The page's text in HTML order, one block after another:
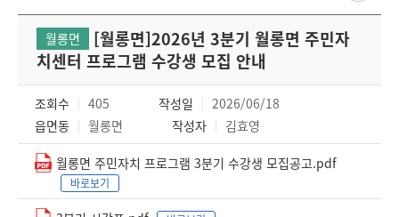
월롱면
[월롱면]2026년 3분기 월롱면 주민자
치센터 프로그램 수강생 모집 안내
조회수 405 작성일
2026/06/18
읍면동
월롱면 작성자 김효영
월롱면 주민자치 프로그램 3분기 수강생 모집공고.pdf
바로보기